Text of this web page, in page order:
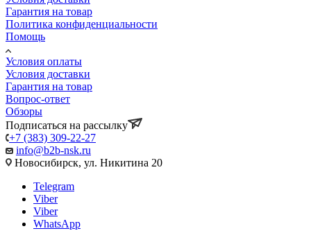
Гарантия на товар
Политика конфиденциальности
Помощь
Условия оплаты
Условия доставки
Гарантия на товар
Вопрос-ответ
Обзоры
Подписаться на рассылку
+7 (383) 309-22-27
info@b2b-nsk.ru
Новосибирск, ул. Никитина 20
Telegram
Viber
Viber
WhatsApp